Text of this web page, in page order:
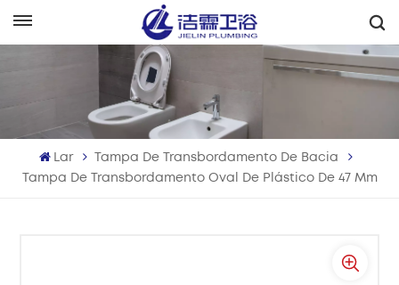
Français
Deutsch
Lar
Tampa De Transbordamento De Bacia
Tampa De Transbordamento Oval De Plástico De 47 Mm